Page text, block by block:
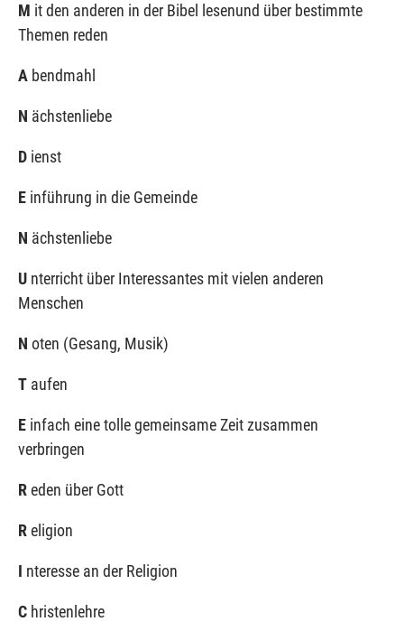
M it den anderen in der Bibel lesenund über bestimmte
Themen reden
A bendmahl
N ächstenliebe
D ienst
E inführung in die Gemeinde
N ächstenliebe
U nterricht über Interessantes mit vielen anderen
Menschen
N oten (Gesang, Musik)
T aufen
E infach eine tolle gemeinsame Zeit zusammen
verbringen
Reden über Gott
Religion
I nteresse an der Religion
C hristenlehre